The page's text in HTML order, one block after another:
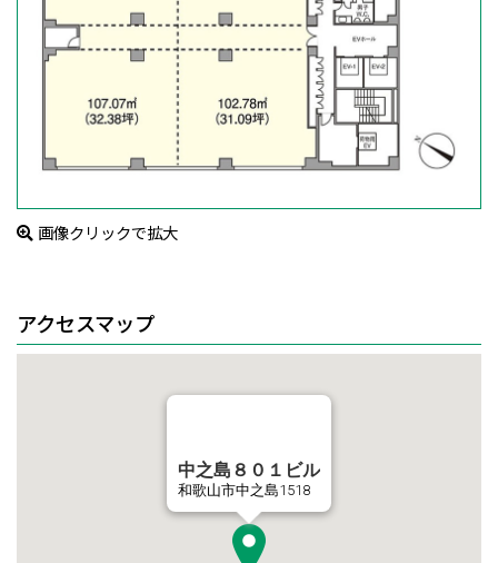
画像クリックで拡大
アクセスマップ
中之島８０１ビル
和歌山市中之島1518